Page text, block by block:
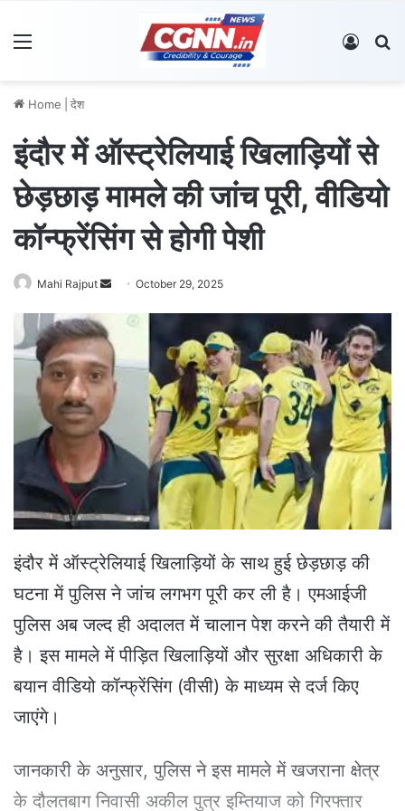
Log In
Home देश
इंदौर में ऑस्ट्रेलियाई खिलाड़ियों से
छेड़छाड़ मामले की जांच पूरी, वीडियो
कॉन्फ्रेंसिंग से होगी पेशी
Mahi Rajput
d
a
n
e
m
October 29, 2025
इंदौर में ऑस्ट्रेलियाई खिलाड़ियों के साथ हुई छेड़छाड़ की
घटना में पुलिस ने जांच लगभग पूरी कर ली है। एमआईजी
पुलिस अब जल्द ही अदालत में चालान पेश करने की तैयारी में
है। इस मामले में पीड़ित खिलाड़ियों और सुरक्षा अधिकारी के
बयान वीडियो कॉन्फ्रेंसिंग (वीसी) के माध्यम से दर्ज किए
जाएंगे।
जानकारी के अनुसार, पुलिस ने इस मामले में खजराना क्षेत्र
के दौलतबाग निवासी अकील पुत्र इम्तियाज को गिरफ्तार